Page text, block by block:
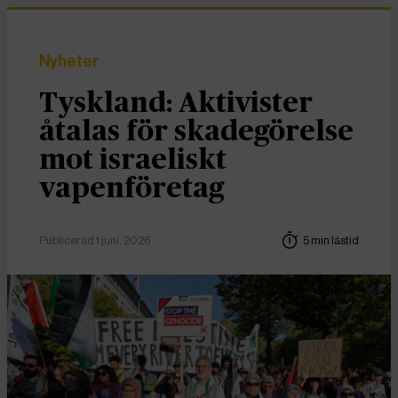
Nyheter
Tyskland: Aktivister
åtalas för skadegörelse
mot israeliskt
vapenföretag
Publicerad 1 juni, 2026 5 min lästid